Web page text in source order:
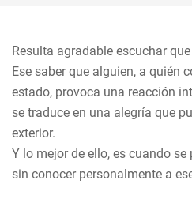
Resulta agradable escuchar
Ese saber que alguien, a quién
estado, provoca una reacción
se traduce en una alegría que
exterior.
Y lo mejor de ello, es cuando
sin conocer personalmente a